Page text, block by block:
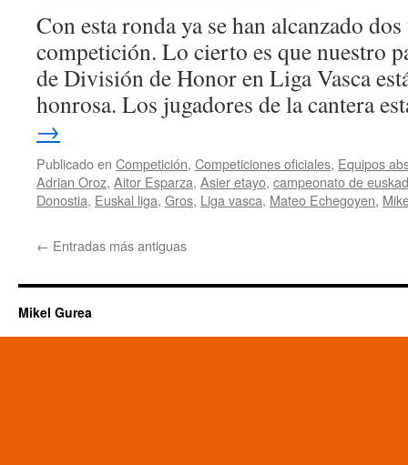
Con esta ronda ya se han alcanzado
competición. Lo cierto es que nuestro
de División de Honor en Liga Vasca
honrosa. Los jugadores de la cantera
→
Publicado en Competición, Competiciones oficiales, Equipos
Adrian Oroz, Aitor Esparza, Asier etayo, campeonato de
Donostia, Euskal liga, Gros, Liga vasca, Mateo Echegoyen,
← Entradas más antiguas
Mikel Gurea